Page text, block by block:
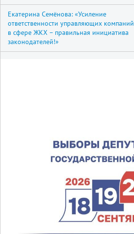
Екатерина Семёнова: «Усиление
ответственности управляющих компаний
в сфере ЖКХ – правильная инициатива
законодателей!»